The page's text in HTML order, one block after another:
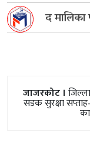
द मालिका
जाजरकोट ।
सडक सुरक्षा